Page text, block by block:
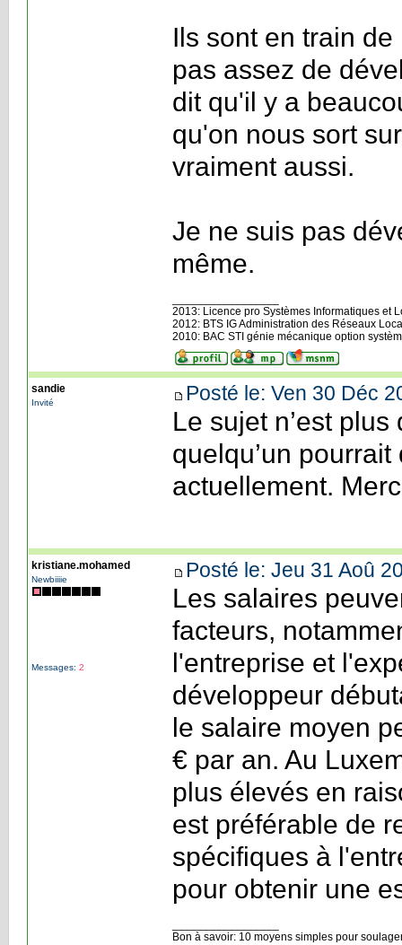
Ils sont en train
pas assez de
dit qu'il y a
qu'on nous sort
vraiment aussi.
Je ne suis pas
même.
2013: Licence pro Systèmes Informatiques et
2012: BTS IG Administration des Réseaux
2010: BAC STI génie mécanique option
sandie
Invité Posté le: Ven 30 Déc
Le sujet n’est
quelqu’un
actuellement.
kristiane.mohamed
Newbiiiie
Messages: 2
Posté le: Jeu 31 Aoû
Les salaires
facteurs,
l'entreprise et
développeur
le salaire moyen
€ par an. Au
plus élevés en
est préférable de
spécifiques à
pour obtenir une
Bon à savoir: 10 moyens simples pour